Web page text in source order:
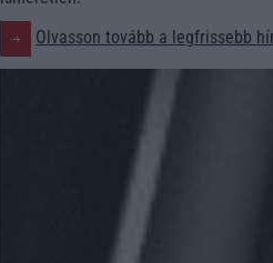
Olvasson tovább a legfrissebb